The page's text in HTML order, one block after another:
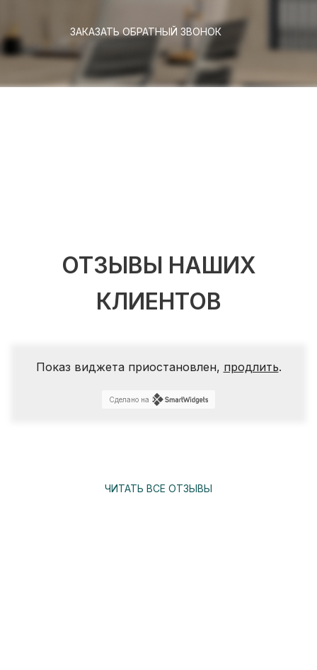
ЗАКАЗАТЬ ОБРАТНЫЙ ЗВОНОК
ОТЗЫВЫ НАШИХ
КЛИЕНТОВ
Показ виджета приостановлен, продлить.
Сделано на
ЧИТАТЬ ВСЕ ОТЗЫВЫ